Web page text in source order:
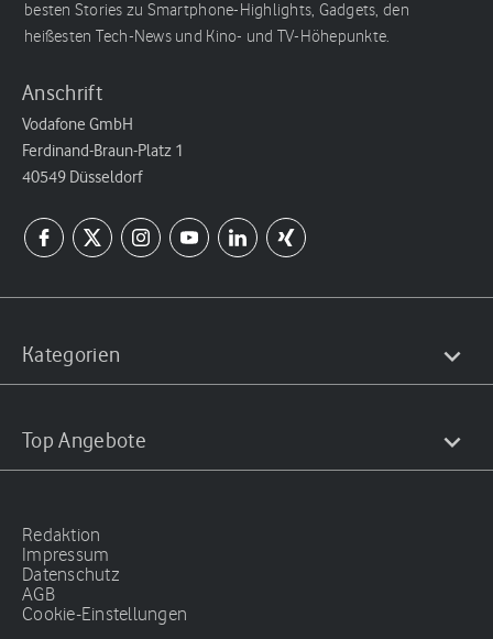
besten Stories zu Smartphone-Highlights, Gadgets, den
heißesten Tech-News und Kino- und TV-Höhepunkte.
Anschrift
Vodafone GmbH
Ferdinand-Braun-Platz 1
40549 Düsseldorf
Kategorien
Top Angebote
Redaktion
Impressum
Datenschutz
AGB
Cookie-Einstellungen